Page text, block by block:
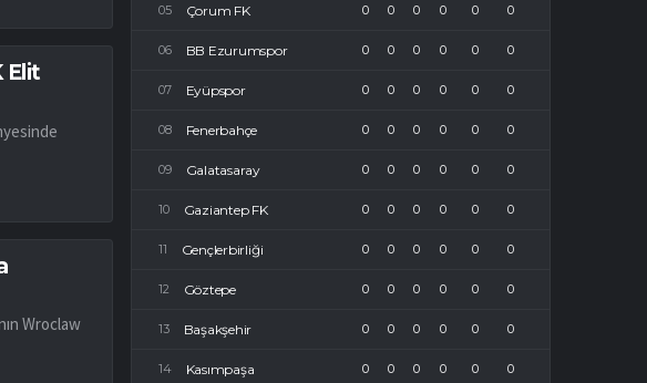
Elit
Wroclaw
Çorum FK 0 0 0 0 0 0
BB Ezurumspor 0 0 0 0 0 0
Eyüpspor 0 0 0 0 0 0
Fenerbahçe 0 0 0 0 0 0
Galatasaray 0 0 0 0 0 0
Gaziantep FK 0 0 0 0 0 0
Gençlerbirliği 0 0 0 0 0 0
Göztepe 0 0 0 0 0 0
Başakşehir 0 0 0 0 0 0
Kasımpaşa 0 0 0 0 0 0